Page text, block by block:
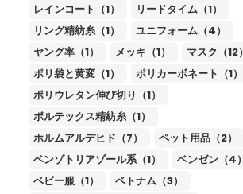
レインコート（1）
リードタイム（1）
リング精紡糸（1）
ユニフォーム（4）
ヤング率（1）
メッキ（1）
マスク（12）
ポリ袋と黄変（1）
ポリカーボネート（1）
ポリウレタン伸び切り（1）
ボルテックス精紡糸（1）
ホルムアルデヒド（7）
ペット用品（2）
ベンゾトリアゾール系（1）
ベンゼン（4）
ベビー服（1）
ベトナム（3）